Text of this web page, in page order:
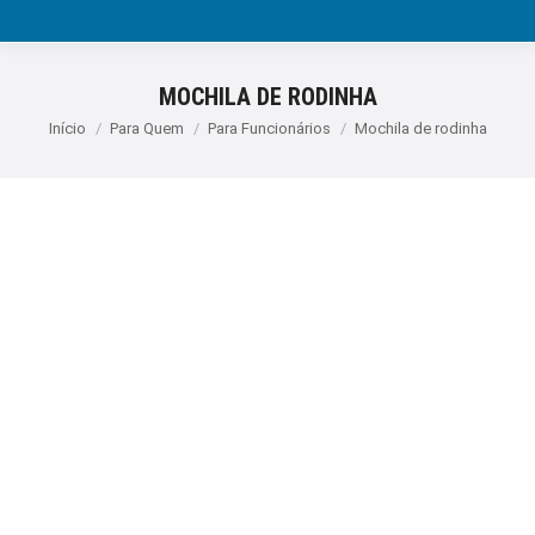
MOCHILA DE RODINHA
Você está aqui:
Início Para Quem Para Funcionários Mochila de rodinha